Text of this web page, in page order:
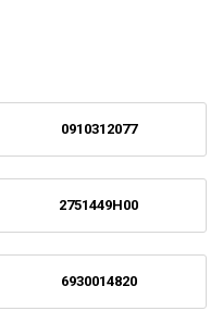
0910312077
2751449H00
6930014820